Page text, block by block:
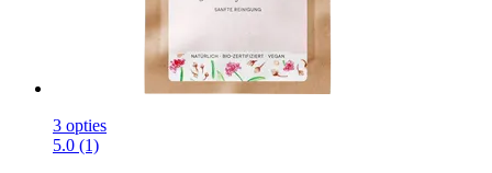
3 opties
5.0 (1)